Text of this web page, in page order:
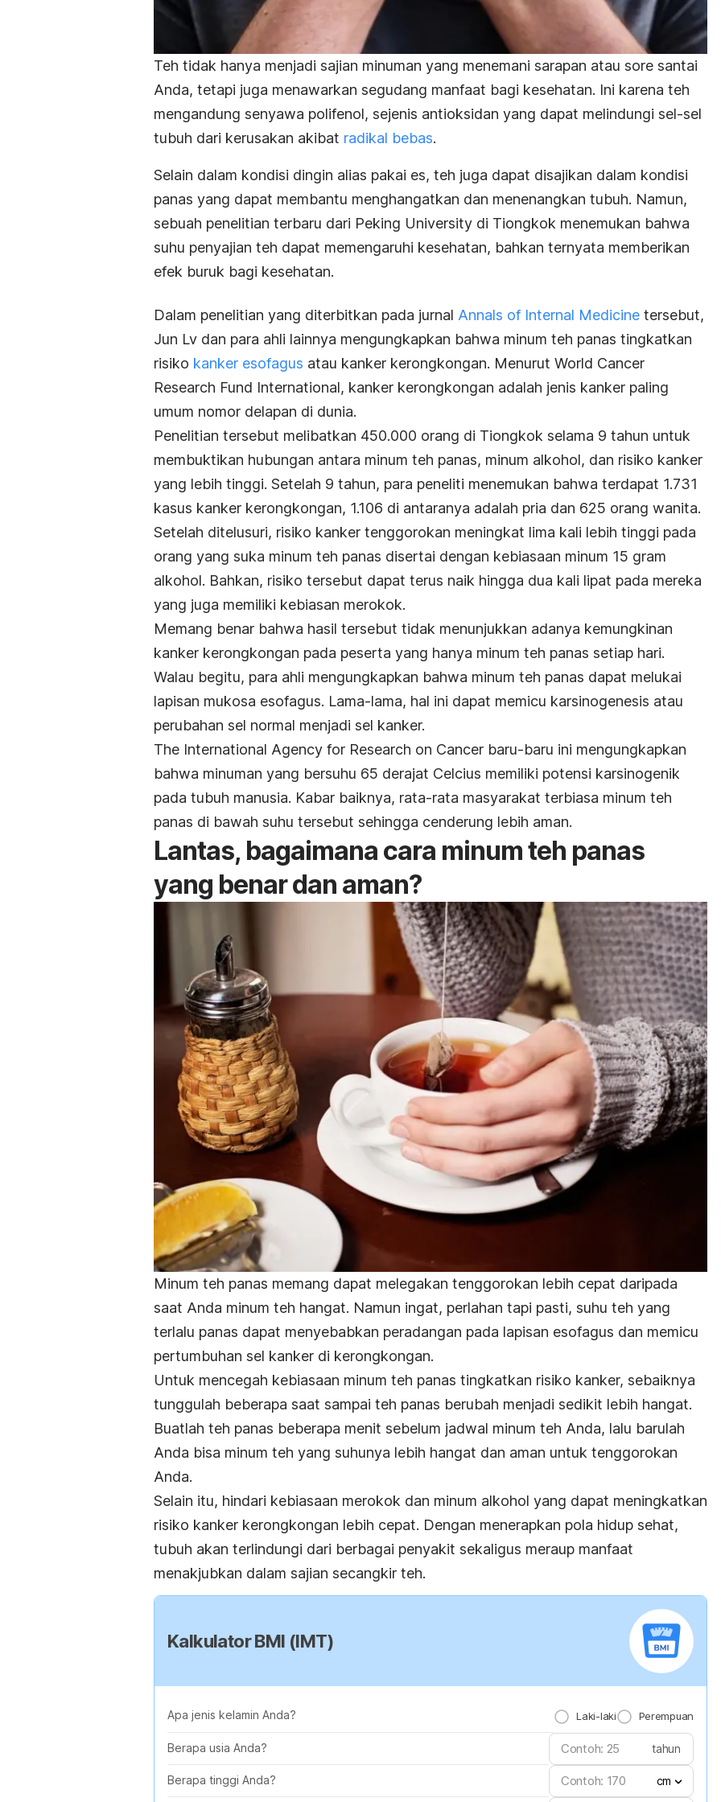
Teh tidak hanya menjadi sajian minuman yang menemani sarapan atau sore santai
Anda, tetapi juga menawarkan segudang manfaat bagi kesehatan. Ini karena teh
mengandung senyawa polifenol, sejenis antioksidan yang dapat melindungi sel-sel
tubuh dari kerusakan akibat radikal bebas.
Selain dalam kondisi dingin alias pakai es, teh juga dapat disajikan dalam kondisi
panas yang dapat membantu menghangatkan dan menenangkan tubuh. Namun,
sebuah penelitian terbaru dari Peking University di Tiongkok menemukan bahwa
suhu penyajian teh dapat memengaruhi kesehatan, bahkan ternyata memberikan
efek buruk bagi kesehatan.
Dalam penelitian yang diterbitkan pada jurnal Annals of Internal Medicine tersebut,
Jun Lv dan para ahli lainnya mengungkapkan bahwa minum teh panas tingkatkan
risiko kanker esofagus atau kanker kerongkongan. Menurut World Cancer
Research Fund International, kanker kerongkongan adalah jenis kanker paling
umum nomor delapan di dunia.
Penelitian tersebut melibatkan 450.000 orang di Tiongkok selama 9 tahun untuk
membuktikan hubungan antara minum teh panas, minum alkohol, dan risiko kanker
yang lebih tinggi. Setelah 9 tahun, para peneliti menemukan bahwa terdapat 1.731
kasus kanker kerongkongan, 1.106 di antaranya adalah pria dan 625 orang wanita.
Setelah ditelusuri, risiko kanker tenggorokan meningkat lima kali lebih tinggi pada
orang yang suka minum teh panas disertai dengan kebiasaan minum 15 gram
alkohol. Bahkan, risiko tersebut dapat terus naik hingga dua kali lipat pada mereka
yang juga memiliki kebiasan merokok.
Memang benar bahwa hasil tersebut tidak menunjukkan adanya kemungkinan
kanker kerongkongan pada peserta yang hanya minum teh panas setiap hari.
Walau begitu, para ahli mengungkapkan bahwa minum teh panas dapat melukai
lapisan mukosa esofagus. Lama-lama, hal ini dapat memicu karsinogenesis atau
perubahan sel normal menjadi sel kanker.
The International Agency for Research on Cancer baru-baru ini mengungkapkan
bahwa minuman yang bersuhu 65 derajat Celcius memiliki potensi karsinogenik
pada tubuh manusia. Kabar baiknya, rata-rata masyarakat terbiasa minum teh
panas di bawah suhu tersebut sehingga cenderung lebih aman.
Lantas, bagaimana cara minum teh panas
yang benar dan aman?
Minum teh panas memang dapat melegakan tenggorokan lebih cepat daripada
saat Anda minum teh hangat. Namun ingat, perlahan tapi pasti, suhu teh yang
terlalu panas dapat menyebabkan peradangan pada lapisan esofagus dan memicu
pertumbuhan sel kanker di kerongkongan.
Untuk mencegah kebiasaan minum teh panas tingkatkan risiko kanker, sebaiknya
tunggulah beberapa saat sampai teh panas berubah menjadi sedikit lebih hangat.
Buatlah teh panas beberapa menit sebelum jadwal minum teh Anda, lalu barulah
Anda bisa minum teh yang suhunya lebih hangat dan aman untuk tenggorokan
Anda.
Selain itu, hindari kebiasaan merokok dan minum alkohol yang dapat meningkatkan
risiko kanker kerongkongan lebih cepat. Dengan menerapkan pola hidup sehat,
tubuh akan terlindungi dari berbagai penyakit sekaligus meraup manfaat
menakjubkan dalam sajian secangkir teh.
Kalkulator BMI (IMT)
Apa jenis kelamin Anda? Laki-laki Perempuan
Berapa usia Anda? tahun
Berapa tinggi Anda? cm